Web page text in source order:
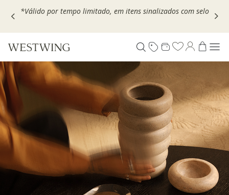
Escolha seu VOUCHER e ganhe até 30% OFF*: useMOVEL30,